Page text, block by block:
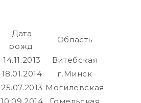
Дата
рожд.
Область
14.11.2013 Витебская
18.01.2014 г.Минск
25.07.2013 Могилевская